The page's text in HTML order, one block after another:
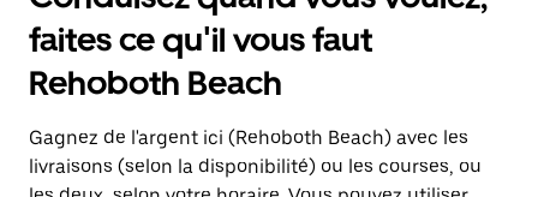
faites ce qu'il vous faut
Rehoboth Beach
Gagnez de l'argent ici (Rehoboth Beach) avec les
livraisons (selon la disponibilité) ou les courses, ou